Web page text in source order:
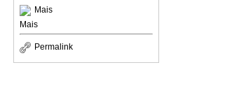
Mais
Mais
Permalink